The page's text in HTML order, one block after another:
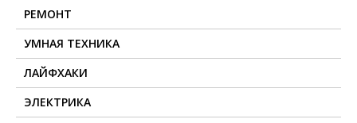
РЕМОНТ
УМНАЯ ТЕХНИКА
ЛАЙФХАКИ
ЭЛЕКТРИКА